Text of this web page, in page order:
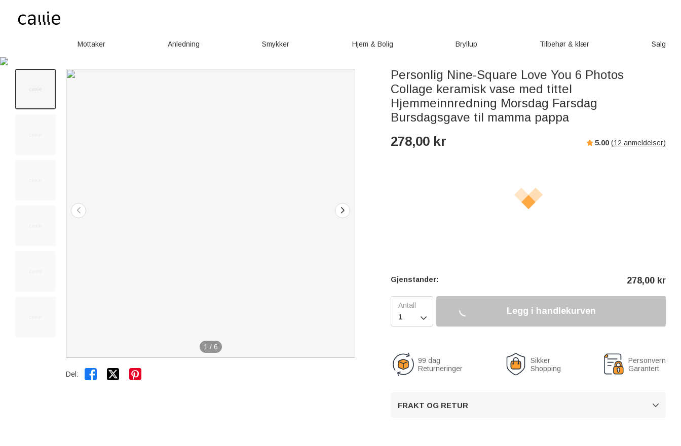
Mottaker Anledning Smykker Hjem & Bolig Bryllup Tilbehør & klær Salg
1 / 6
Del:  
Personlig Nine-Square Love You 6 Photos
Collage keramisk vase med tittel
Hjemmeinnredning Morsdag Farsdag
Bursdagsgave til mamma pappa
278,00 kr 5.00 (12 anmeldelser)
Gjenstander: 278,00 kr

Legg i handlekurven
99 dag
Returneringer
Sikker
Shopping
Personvern
Garantert
FRAKT OG RETUR 